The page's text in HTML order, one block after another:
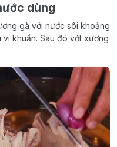
dùng
gà với nước sôi khoảng
khuẩn. Sau đó vớt xương